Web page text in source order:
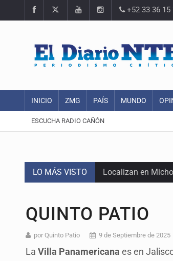
+52 33 36 15
INICIO ZMG PAÍS MUNDO
ESCUCHA RADIO CAÑÓN
LO MÁS VISTO Localizan en
Lamenta Carla
Desapariciones
Aseguran pitón
QUINTO PATIO
por Quinto Patio 9 de Septiembre de 2025
La Villa Panamericana es en